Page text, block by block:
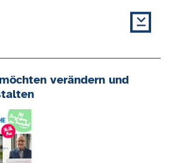
verändern und